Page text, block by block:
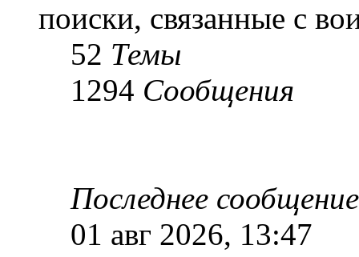
поиски, связанные с
52 Темы
1294 Сообщения
Последнее сообщение
01 авг 2026, 13:47